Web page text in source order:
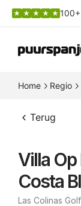
Home Regio
Terug
Villa
Costa
Las Colinas Golf